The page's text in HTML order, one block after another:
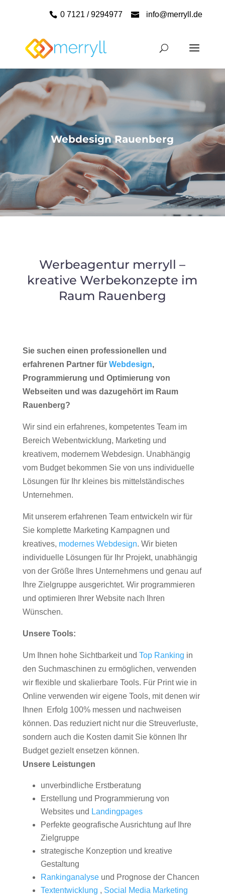
0 7121 / 9294977 info@merryll.de
Webdesign Rauenberg
Werbeagentur merryll –
kreative Werbekonzepte im
Raum Rauenberg
Sie suchen einen professionellen und
erfahrenen Partner für Webdesign,
Programmierung und Optimierung von
Webseiten und was dazugehört im Raum
Rauenberg?
Wir sind ein erfahrenes, kompetentes Team im
Bereich Webentwicklung, Marketing und
kreativem, modernem Webdesign. Unabhängig
vom Budget bekommen Sie von uns individuelle
Lösungen für Ihr kleines bis mittelständisches
Unternehmen.
Mit unserem erfahrenen Team entwickeln wir für
Sie komplette Marketing Kampagnen und
kreatives, modernes Webdesign. Wir bieten
individuelle Lösungen für Ihr Projekt, unabhängig
von der Größe Ihres Unternehmens und genau auf
Ihre Zielgruppe ausgerichtet. Wir programmieren
und optimieren Ihrer Website nach Ihren
Wünschen.
Unsere Tools:
Um Ihnen hohe Sichtbarkeit und Top Ranking in
den Suchmaschinen zu ermöglichen, verwenden
wir flexible und skalierbare Tools. Für Print wie in
Online verwenden wir eigene Tools, mit denen wir
Ihnen Erfolg 100% messen und nachweisen
können. Das reduziert nicht nur die Streuverluste,
sondern auch die Kosten damit Sie können Ihr
Budget gezielt ensetzen können.
Unsere Leistungen
unverbindliche Erstberatung
Erstellung und Programmierung von
Websites und Landingpages
Perfekte geografische Ausrichtung auf Ihre
Zielgruppe
strategische Konzeption und kreative
Gestaltung
Rankinganalyseund Prognose der Chancen
Textentwicklung , Social Media Marketing